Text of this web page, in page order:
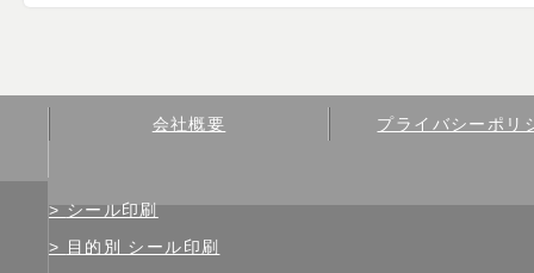
会社概要 プライバシーポリ
シール印刷
目的別 シール印刷